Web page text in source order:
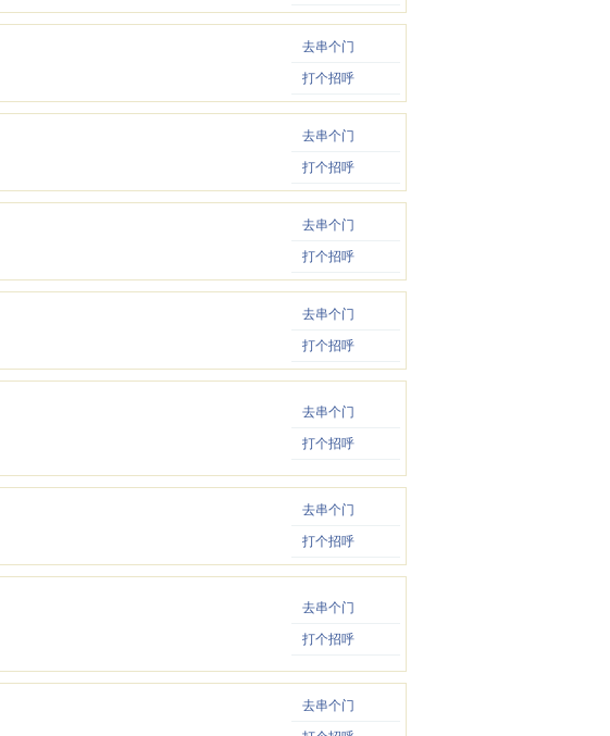
去串个门
打个招呼
去串个门
打个招呼
去串个门
打个招呼
去串个门
打个招呼
去串个门
打个招呼
去串个门
打个招呼
去串个门
打个招呼
去串个门